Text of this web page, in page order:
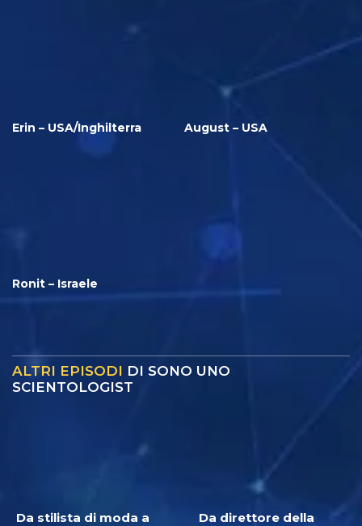
Erin – USA/Inghilterra August – USA
Ronit – Israele
ALTRI EPISODI DI SONO UNO
SCIENTOLOGIST
Da stilista di moda a
Da direttore della